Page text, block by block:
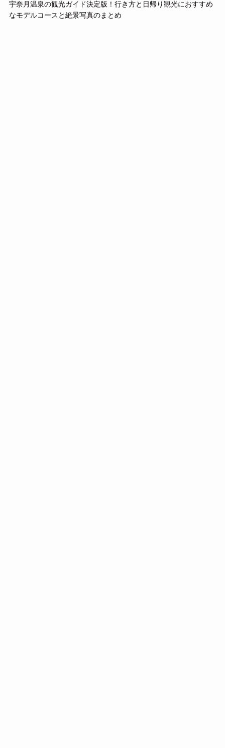
宇奈月温泉の観光ガイド決定版！行き方と日帰り観光におすすめ
なモデルコースと絶景写真のまとめ